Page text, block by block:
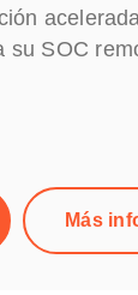
su SOC
Más